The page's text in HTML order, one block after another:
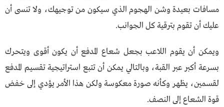
مسافات بعيدة وشن الهجوم الذي سيكون من توجيهك، ولا تنسى أن
عليك أن تقوم بترقية كل الجوانب.
ويمكن أن يقوم اللاعب بجعل شعاع المدفع أن يكون أقوى ويتحرك
بسرعة أكبر عبر القبة، وبالتالي يمكن أن تتبع استراتيجية تقسيم المدفع
لقسمين، يظهر وكأنه صورة معكوسة ولكن هذا الأمر يؤدي إلى خفض
قوة الشعاع إلى النصف.